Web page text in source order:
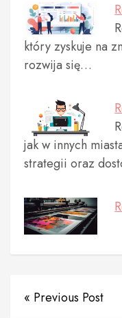
który zyskuje na
rozwija się…
jak w innych
strategii oraz
« Previous Post